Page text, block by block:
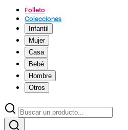
Folleto
Colecciones
Infantil
Mujer
Casa
Bebé
Hombre
Otros